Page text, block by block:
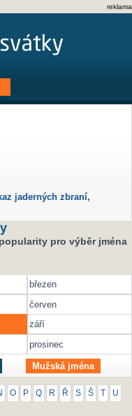
reklama
jaderných zbraní,
pro výběr jména
březen
červen
září
prosinec
Mužská jména
O P Q R Ř S Š U